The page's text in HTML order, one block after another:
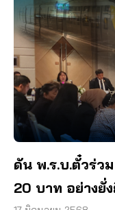
ดัน พ.ร.บ.ตั๋วร่ว
20 บาท อย่างยั่